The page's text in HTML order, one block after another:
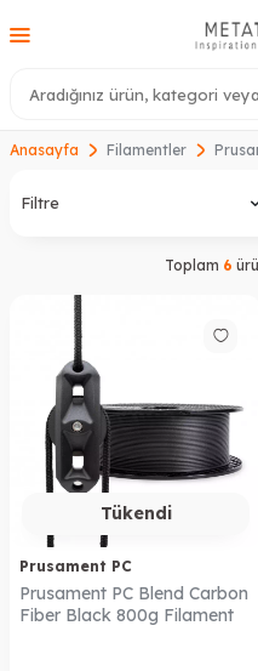
Anasayfa Filamentler
Filtre
Toplam 6
Tükendi
Prusament PC
Prusament PC Blend Carbon
Fiber Black 800g Filament